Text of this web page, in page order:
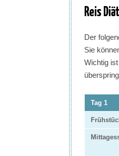
Reis
Der
Sie
Wichtig
Tag 1